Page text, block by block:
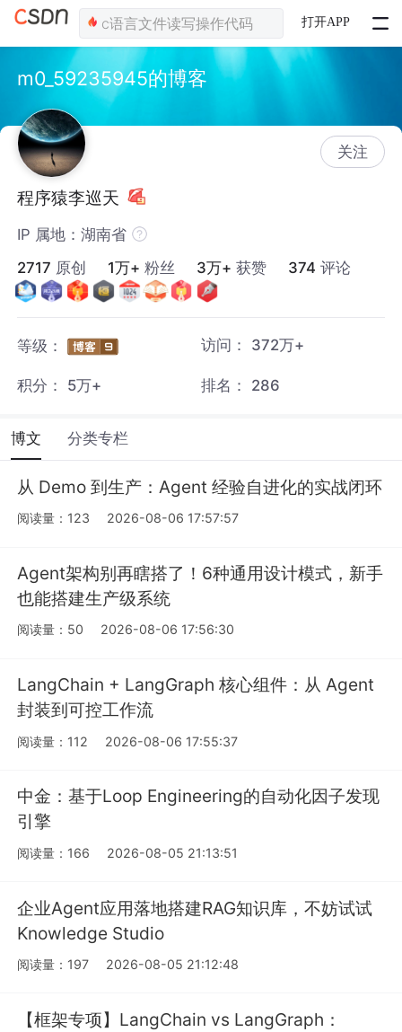
打开APP
m0_59235945的博客
关注
程序猿李巡天
IP 属地：湖南省
2717 原创 1万+ 粉丝 3万+ 获赞 374 评论
等级： 访问： 372万+
积分： 5万+ 排名： 286
博文 分类专栏
从 Demo 到生产：Agent 经验自进化的实战闭环
阅读量：123 2026-08-06 17:57:57
Agent架构别再瞎搭了！6种通用设计模式，新手
也能搭建生产级系统
阅读量：50 2026-08-06 17:56:30
LangChain + LangGraph 核心组件：从 Agent
封装到可控工作流
阅读量：112 2026-08-06 17:55:37
中金：基于Loop Engineering的自动化因子发现
引擎
阅读量：166 2026-08-05 21:13:51
企业Agent应用落地搭建RAG知识库，不妨试试
Knowledge Studio
阅读量：197 2026-08-05 21:12:48
【框架专项】LangChain vs LangGraph：